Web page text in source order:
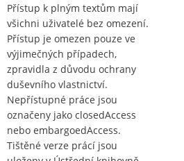
Přístup k plným textům mají
všichni uživatelé bez omezení.
Přístup je omezen pouze ve
výjimečných případech,
zpravidla z důvodu ochrany
duševního vlastnictví.
Nepřístupné práce jsou
označeny jako closedAccess
nebo embargoedAccess.
Tištěné verze prácí jsou